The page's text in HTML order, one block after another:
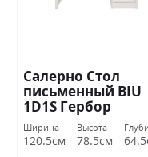
Салерно Стол
письменный BIU
1D1S Гербор
Ширина
120.5см
Высота
78.5см